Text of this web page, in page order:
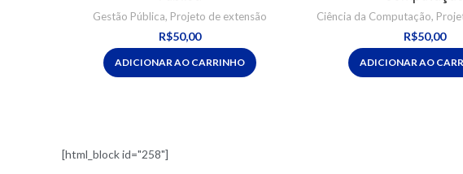
Gestão Pública, Projeto de extensão
R$50,00
ADICIONAR AO CARRINHO
Ciência da Computação,
R$50,00
ADICIONAR AO
[html_block id="258"]